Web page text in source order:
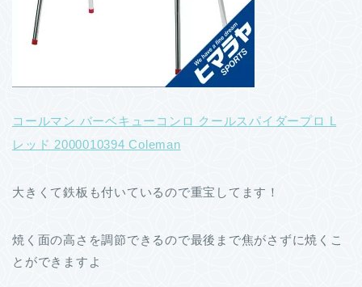
コールマン バーベキューコンロ クールスパイダープロ L
レッド 2000010394 Coleman
大きくて鉄板も付いているので重宝してます！
焼く面の高さを調節できるので最後まで焦がさずに焼くこ
とができますよ